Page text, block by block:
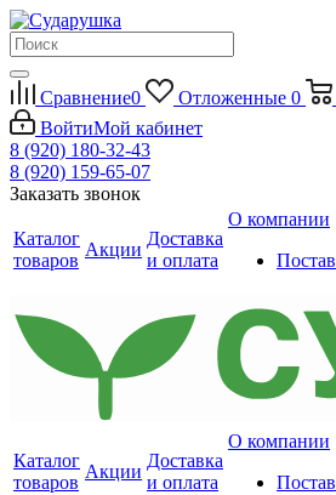
Сравнение0 Отложенные 0
ВойтиМой кабинет
8 (920) 180-32-43
8 (920) 159-65-07
Заказать звонок
Каталог
товаров
Акции
Доставка
и оплата
О компании
Каталог
товаров
Акции
Доставка
и оплата
О компании